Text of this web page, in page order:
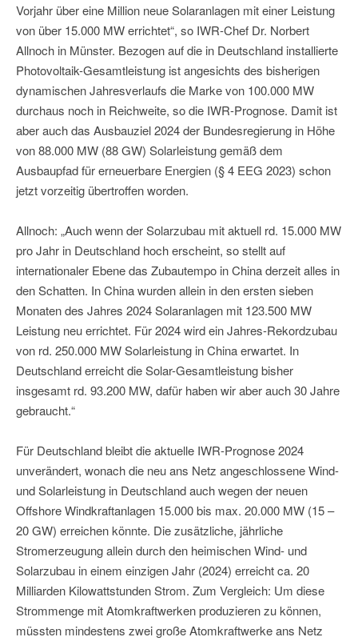
Vorjahr über eine Million neue Solaranlagen mit einer Leistung
von über 15.000 MW errichtet“, so IWR-Chef Dr. Norbert
Allnoch in Münster. Bezogen auf die in Deutschland installierte
Photovoltaik-Gesamtleistung ist angesichts des bisherigen
dynamischen Jahresverlaufs die Marke von 100.000 MW
durchaus noch in Reichweite, so die IWR-Prognose. Damit ist
aber auch das Ausbauziel 2024 der Bundesregierung in Höhe
von 88.000 MW (88 GW) Solarleistung gemäß dem
Ausbaupfad für erneuerbare Energien (§ 4 EEG 2023) schon
jetzt vorzeitig übertroffen worden.
Allnoch: „Auch wenn der Solarzubau mit aktuell rd. 15.000 MW
pro Jahr in Deutschland hoch erscheint, so stellt auf
internationaler Ebene das Zubautempo in China derzeit alles in
den Schatten. In China wurden allein in den ersten sieben
Monaten des Jahres 2024 Solaranlagen mit 123.500 MW
Leistung neu errichtet. Für 2024 wird ein Jahres-Rekordzubau
von rd. 250.000 MW Solarleistung in China erwartet. In
Deutschland erreicht die Solar-Gesamtleistung bisher
insgesamt rd. 93.200 MW, dafür haben wir aber auch 30 Jahre
gebraucht.“
Für Deutschland bleibt die aktuelle IWR-Prognose 2024
unverändert, wonach die neu ans Netz angeschlossene Wind-
und Solarleistung in Deutschland auch wegen der neuen
Offshore Windkraftanlagen 15.000 bis max. 20.000 MW (15 –
20 GW) erreichen könnte. Die zusätzliche, jährliche
Stromerzeugung allein durch den heimischen Wind- und
Solarzubau in einem einzigen Jahr (2024) erreicht ca. 20
Milliarden Kilowattstunden Strom. Zum Vergleich: Um diese
Strommenge mit Atomkraftwerken produzieren zu können,
müssten mindestens zwei große Atomkraftwerke ans Netz